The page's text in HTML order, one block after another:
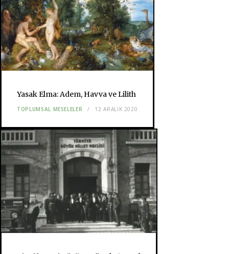
Yasak Elma: Adem, Havva ve Lilith
TOPLUMSAL MESELELER 12 ARALIK 2020